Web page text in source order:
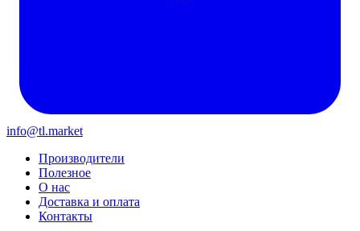
info@tl.market
Производители
Полезное
О нас
Доставка и оплата
Контакты